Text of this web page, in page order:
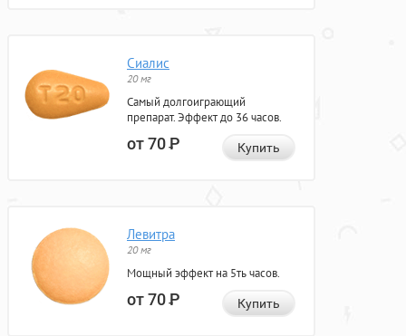
Сиалис
20 мг
Самый долгоиграющий
препарат. Эффект до 36 часов.
от 70Р Купить
Левитра
20 мг
Мощный эффект на 5ть часов.
от 70Р Купить